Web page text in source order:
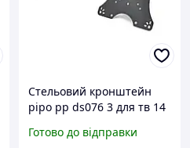
Стельовий кронштейн
pipo pp ds076 3 для тв 14
нахилу 15 градусів
Готово до відправки